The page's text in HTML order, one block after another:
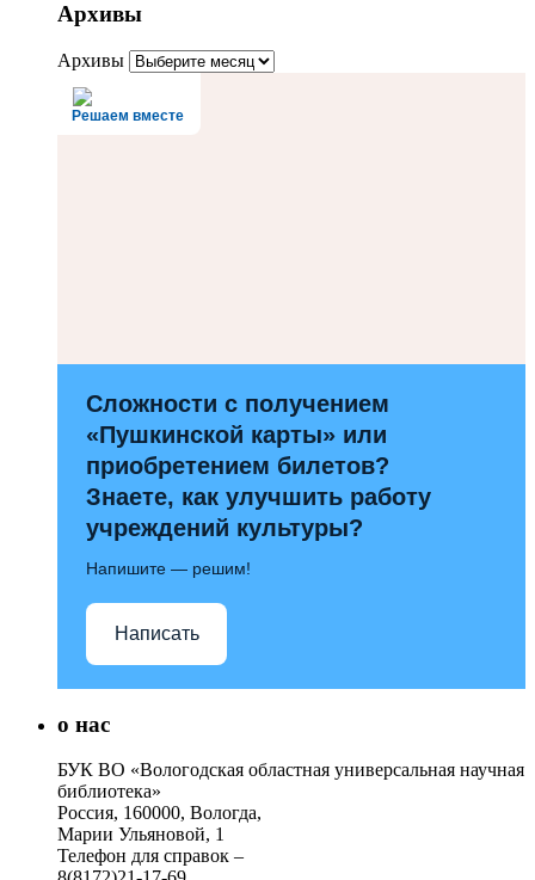
Архивы
Архивы
Решаем вместе
Сложности с получением
«Пушкинской карты» или
приобретением билетов?
Знаете, как улучшить работу
учреждений культуры?
Напишите — решим!
Написать
о нас
БУК ВО «Вологодская областная универсальная научная
библиотека»
Россия, 160000, Вологда,
Марии Ульяновой, 1
Телефон для справок –